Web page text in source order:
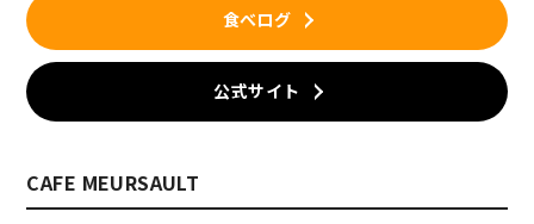
食べログ
公式サイト
CAFE MEURSAULT